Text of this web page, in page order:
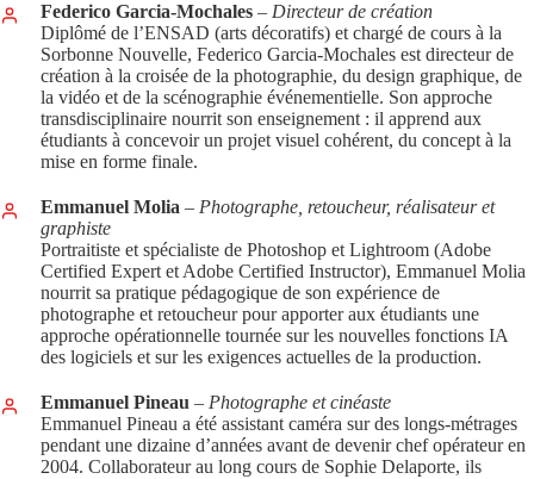
Federico Garcia-Mochales – Directeur de création
Diplômé de l’ENSAD (arts décoratifs) et chargé de cours à la
Sorbonne Nouvelle, Federico Garcia-Mochales est directeur de
création à la croisée de la photographie, du design graphique, de
la vidéo et de la scénographie événementielle. Son approche
transdisciplinaire nourrit son enseignement : il apprend aux
étudiants à concevoir un projet visuel cohérent, du concept à la
mise en forme finale.
Emmanuel Molia – Photographe, retoucheur, réalisateur et
graphiste
Portraitiste et spécialiste de Photoshop et Lightroom (Adobe
Certified Expert et Adobe Certified Instructor), Emmanuel Molia
nourrit sa pratique pédagogique de son expérience de
photographe et retoucheur pour apporter aux étudiants une
approche opérationnelle tournée sur les nouvelles fonctions IA
des logiciels et sur les exigences actuelles de la production.
Emmanuel Pineau – Photographe et cinéaste
Emmanuel Pineau a été assistant caméra sur des longs-métrages
pendant une dizaine d’années avant de devenir chef opérateur en
2004. Collaborateur au long cours de Sophie Delaporte, ils